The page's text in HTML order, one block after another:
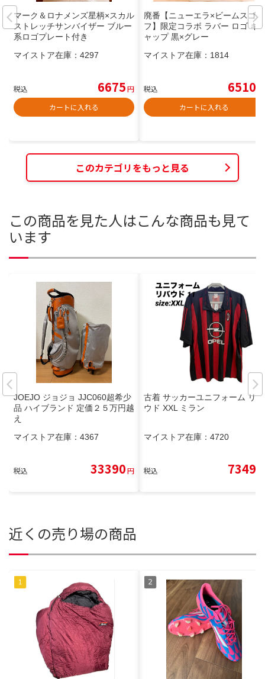
マーク＆ロナメンズ星柄×スカル
ストレッチサンバイザー ブルー
系ロゴプレート付き
マイストア在庫： 4297
税込 6675円
カートに入れる
廃番【ニューエラ×ビームスゴル
フ】限定コラボ ラバー ロゴ キ
ャップ 黒×グレー
マイストア在庫： 1814
税込 6510
カートに入れる
このカテゴリをもっと見る
この商品を見た人はこんな商品も見て
います
JOEJO ジョジョ JJC060超希少
品 ハイブランド 定価２５万円越
え
マイストア在庫： 4367
税込 33390円
古着 サッカーユニフォーム リバ
ウド XXL ミラン
マイストア在庫： 4720
税込 7349
近くの売り場の商品